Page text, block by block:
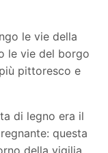
le vie della
le vie del borgo
pittoresco e
di legno era il
questa
della vigilia,